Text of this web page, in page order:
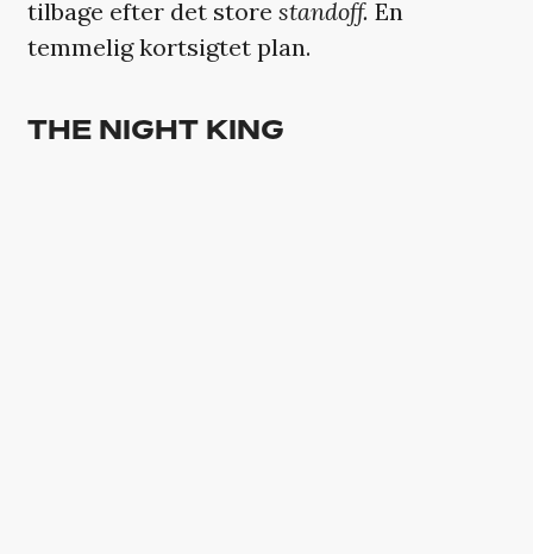
tilbage efter det store standoff. En
temmelig kortsigtet plan.
THE NIGHT KING